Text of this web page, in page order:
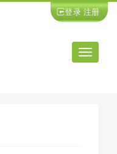
登录 注册
导
航